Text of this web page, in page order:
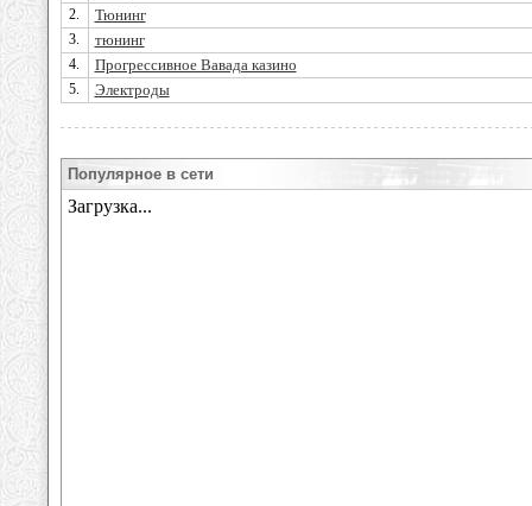
2. Тюнинг
3. тюнинг
4. Прогрессивное Вавада казино
5. Электроды
Популярное в сети